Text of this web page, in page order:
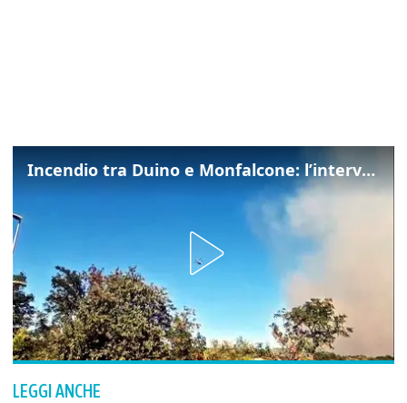
Incendio tra Duino e Monfalcone: l’intervento dei vigili del fuoco
LEGGI ANCHE